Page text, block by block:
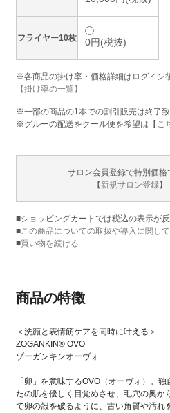
フライヤー10枚 0円(税抜)
※各商品の掛け率・価格詳細はログイン
【掛け率の一覧】
※一部の商品の1本での割引販売は終了
※グルーの配送をクール便を希望は【 こ
サロン会員登録で特別価格
【 新規サロン登録】
■ショッピングカートでは税込の表示が
■この商品についての取扱や導入に関し
■買い物を続ける
商品の特徴
＜洗顔と表情筋ケアを同時に叶える＞
ZOGANKIN®︎ OVO
​ゾーガンキンオーヴォ
「卵」を意味するOVO（オーヴォ）。
たの肌を優しく目覚めさせ、毛穴の奥か
で卵の殻を破るように、古い角質や汚れ